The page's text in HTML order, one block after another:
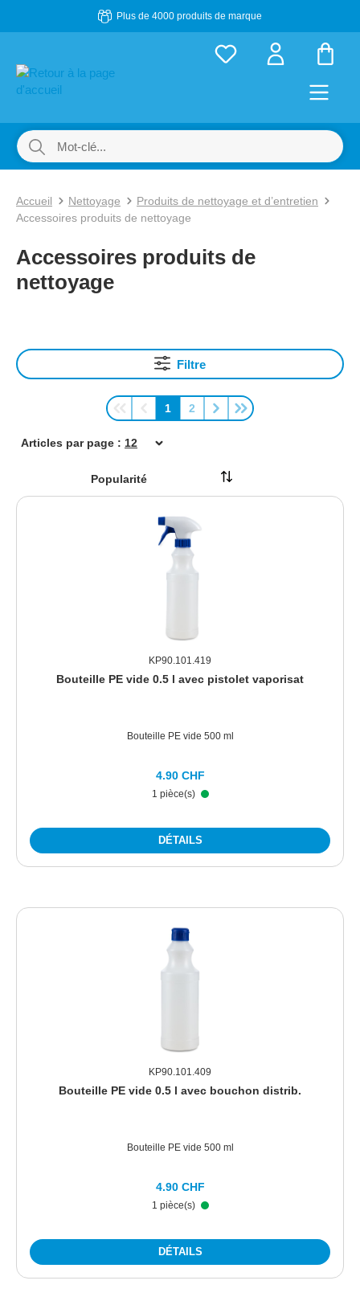
Passer au contenu principalPlus de 4000 produits de marque
Accueil Nettoyage
Produits de nettoyage et d’entretien
Accessoires produits de nettoyage
Accessoires produits de
nettoyage
Filtre
Page
1
Page
2
Articles par page :
KP90.101.419
Bouteille PE vide 0.5 l avec pistolet vaporisat
Bouteille PE vide 500 ml
1 pièce(s)
4.90 CHF
DÉTAILS
KP90.101.409
Bouteille PE vide 0.5 l avec bouchon distrib.
Bouteille PE vide 500 ml
1 pièce(s)
4.90 CHF
DÉTAILS